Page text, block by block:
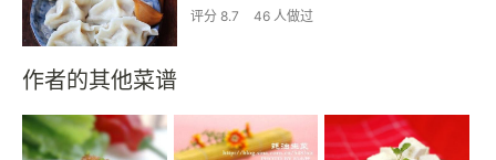
评分 8.7 46 人做过
作者的其他菜谱